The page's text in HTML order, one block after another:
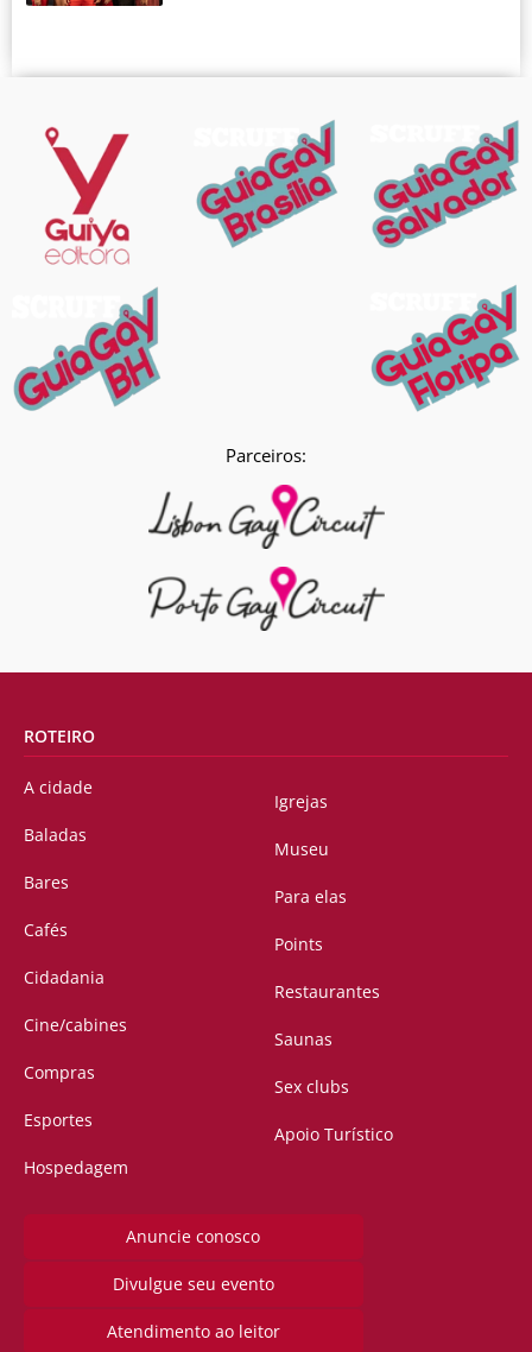
Parceiros:
ROTEIRO
A cidade
Baladas
Bares
Cafés
Cidadania
Cine/cabines
Compras
Esportes
Hospedagem
Igrejas
Museu
Para elas
Points
Restaurantes
Saunas
Sex clubs
Apoio Turístico
Anuncie conosco
Divulgue seu evento
Atendimento ao leitor